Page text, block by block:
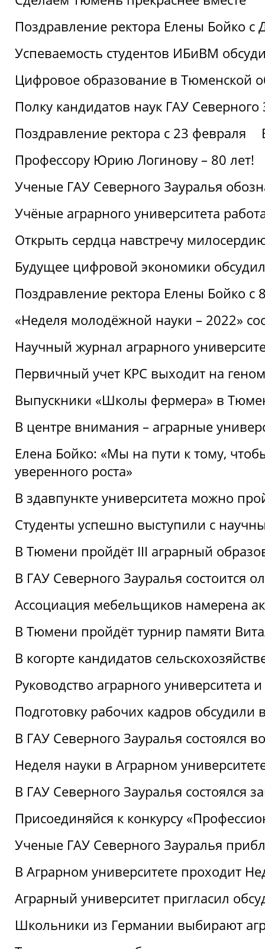
Поздравление ректора Елены Бойко с
Успеваемость студентов ИБиВМ
Цифровое образование в Тюменской
Полку кандидатов наук ГАУ
Поздравление ректора с 23 февраля
Профессору Юрию Логинову – 80 лет!
Ученые ГАУ Северного Зауралья
Учёные аграрного университета
Открыть сердца навстречу
Будущее цифровой экономики
Поздравление ректора Елены Бойко с
«Неделя молодёжной науки – 2022»
Научный журнал аграрного
Первичный учет КРС выходит на
Выпускники «Школы фермера» в
В центре внимания – аграрные
Елена Бойко: «Мы на пути к тому,
уверенного роста»
В здавпункте университета можно
Студенты успешно выступили с
В Тюмени пройдёт III аграрный
В ГАУ Северного Зауралья состоится
Ассоциация мебельщиков намерена
В Тюмени пройдёт турнир памяти
В когорте кандидатов
Руководство аграрного
Подготовку рабочих кадров
В ГАУ Северного Зауралья состоялся
Неделя науки в Аграрном
В ГАУ Северного Зауралья
Присоединяйся к конкурсу
Ученые ГАУ Северного Зауралья
В Аграрном университете проходит
Аграрный университет пригласил
Школьники из Германии выбирают